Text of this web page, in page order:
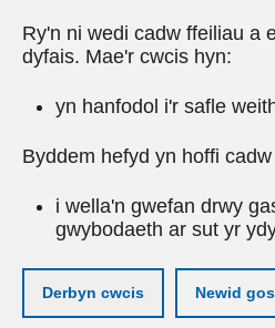
Ry'n ni wedi cadw ffeiliau a
dyfais. Mae'r cwcis hyn:
yn hanfodol i'r safle
Byddem hefyd yn hoffi
i wella'n gwefan drwy
gwybodaeth ar sut yr
Derbyn cwcis Newid